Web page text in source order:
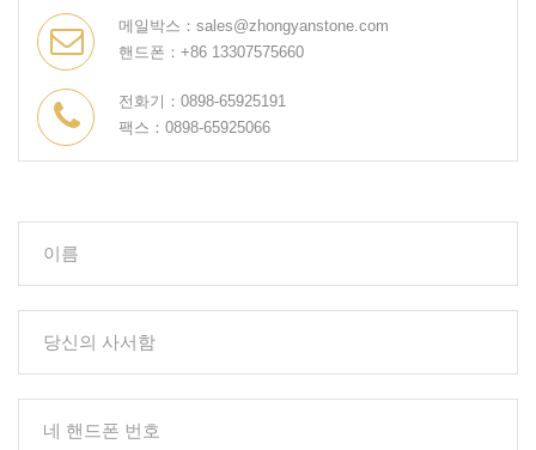
메일박스：sales@zhongyanstone.com
핸드폰：+86 13307575660
전화기：0898-65925191
팩스：0898-65925066